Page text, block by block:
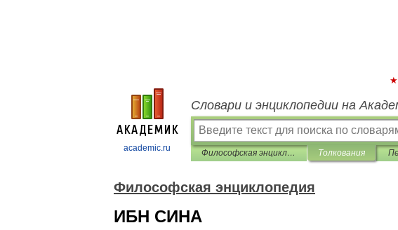
academic.ru
Словари и энциклопедии на
Философская энциклопедия Толкования
Философская энциклопедия
ИБН СИНА